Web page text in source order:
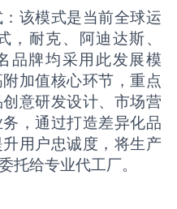
该模式是当前全球运
耐克、阿迪达斯、
品牌均采用此发展模
加值核心环节，重点
意研发设计、市场营
，通过打造差异化品
用户忠诚度，将生产
托给专业代工厂。